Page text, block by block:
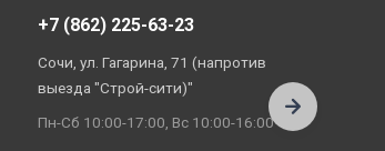
+7 (862) 225-63-23
Сочи, ул. Гагарина, 71 (напротив
выезда "Строй-сити)"
Пн-Сб 10:00-17:00, Вс 10:00-16:00